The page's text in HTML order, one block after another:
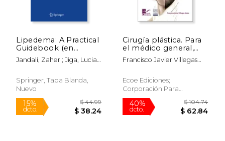
Lipedema: A Practical
Guidebook (en
Inglés)
Jandali, Zaher ; Jiga, Lucian
Springer, Tapa Blanda,
Nuevo
Cirugía plástica. Para
el médico general,
estudiantes de la
salud y otros
edición
Francisco Javier Villegas
Ecoe Ediciones;
Corporación Para
Investigaciones Biológicas
CIB, 2019, 2 Edición, Tapa
Blanda, Nuevo